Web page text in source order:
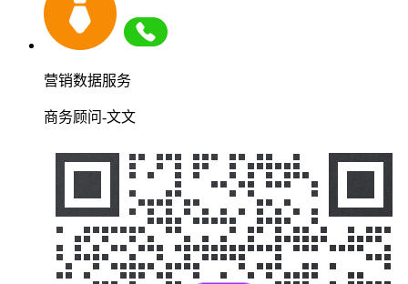
营销数据服务
商务顾问-文文